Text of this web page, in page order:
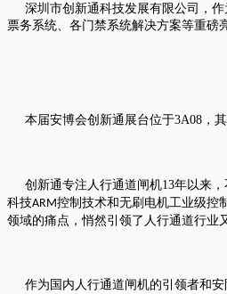
深圳市创新通科技发展有限公司，作
票务系统、各门禁系统解决方案等重磅
本届安博会创新通展台位于3A08 ，
创新通专注人行通道闸机13年以来
科技ARM控制技术和无刷电机工业级控
领域的痛点，悄然引领了人行通道行业
作为国内人行通道闸机的引领者和安